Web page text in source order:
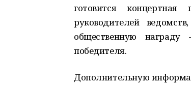
готовится
руководителей
общественную
победителя.
Дополнительную